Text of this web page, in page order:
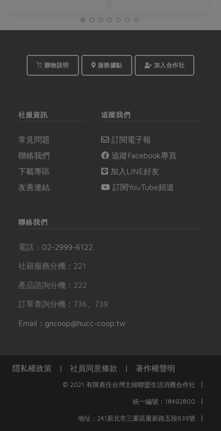
購物說明 服務據點 加入合作社
社服資訊
常見問題
聯絡我們
下載專區
友善連結
追蹤我們
訂閱電子報
追蹤Facebook專頁
加入LINE好友
訂閱YouTube頻道
聯絡我們
電話： 02-2999-6122
社籍服務分機：221
產品諮詢分機：222
訂單查詢分機：736、739
Email：gncoop@hucc-coop.tw
隱私權政策 | 社員同意條款 | 著作權聲明
© 2021 有限責任台灣主婦聯盟生活消費合作社 |
統一編號：18492800 |
地址：241新北市三重區重新路五段639號
|